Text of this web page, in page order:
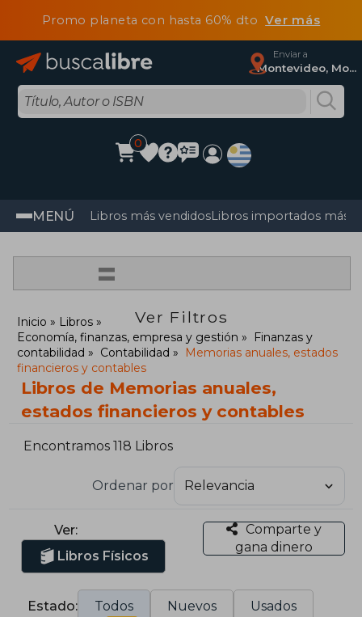
Promo planeta con hasta 60% dtoVer más
Enviar a
Montevideo, Montevideo
0
MENÚ Libros más vendidosLibros importados más
=
Ver Filtros
Inicio
Libros
Economía, finanzas, empresa y gestión
Finanzas y
contabilidad
Contabilidad
Memorias anuales, estados
financieros y contables
Libros de Memorias anuales,
estados financieros y contables
Encontramos 118 Libros
Ordenar por
Ver:
Libros Físicos
Comparte y
gana dinero
Estado: Todos Nuevos Usados